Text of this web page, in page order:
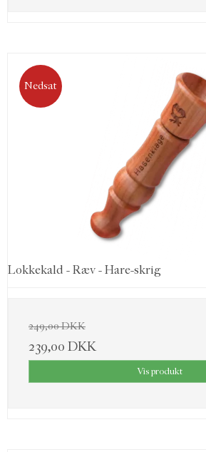
Nedsat
Lokkekald - Ræv - Hare-skrig
249,00 DKK
239,00 DKK
Vis produkt